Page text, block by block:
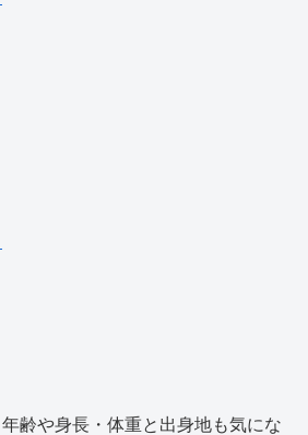
齢や身長・体重と出身地も気にな